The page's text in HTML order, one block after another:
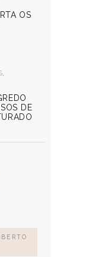
OS
,
DE